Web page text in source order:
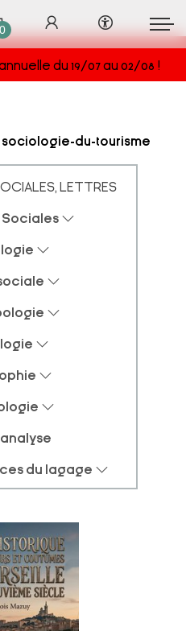
du 19/07 au 02/08 !
0
sociologie-du-tourisme
LETTRES
du lagage